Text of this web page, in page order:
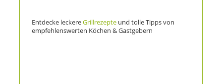
Entdecke leckereGrillrezepte und tolle Tipps von
empfehlenswerten Köchen & Gastgebern